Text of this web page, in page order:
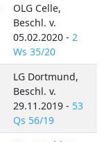
OLG Celle,
Beschl. v.
05.02.2020 - 2
Ws 35/20
LG Dortmund,
Beschl. v.
29.11.2019 - 53
Qs 56/19